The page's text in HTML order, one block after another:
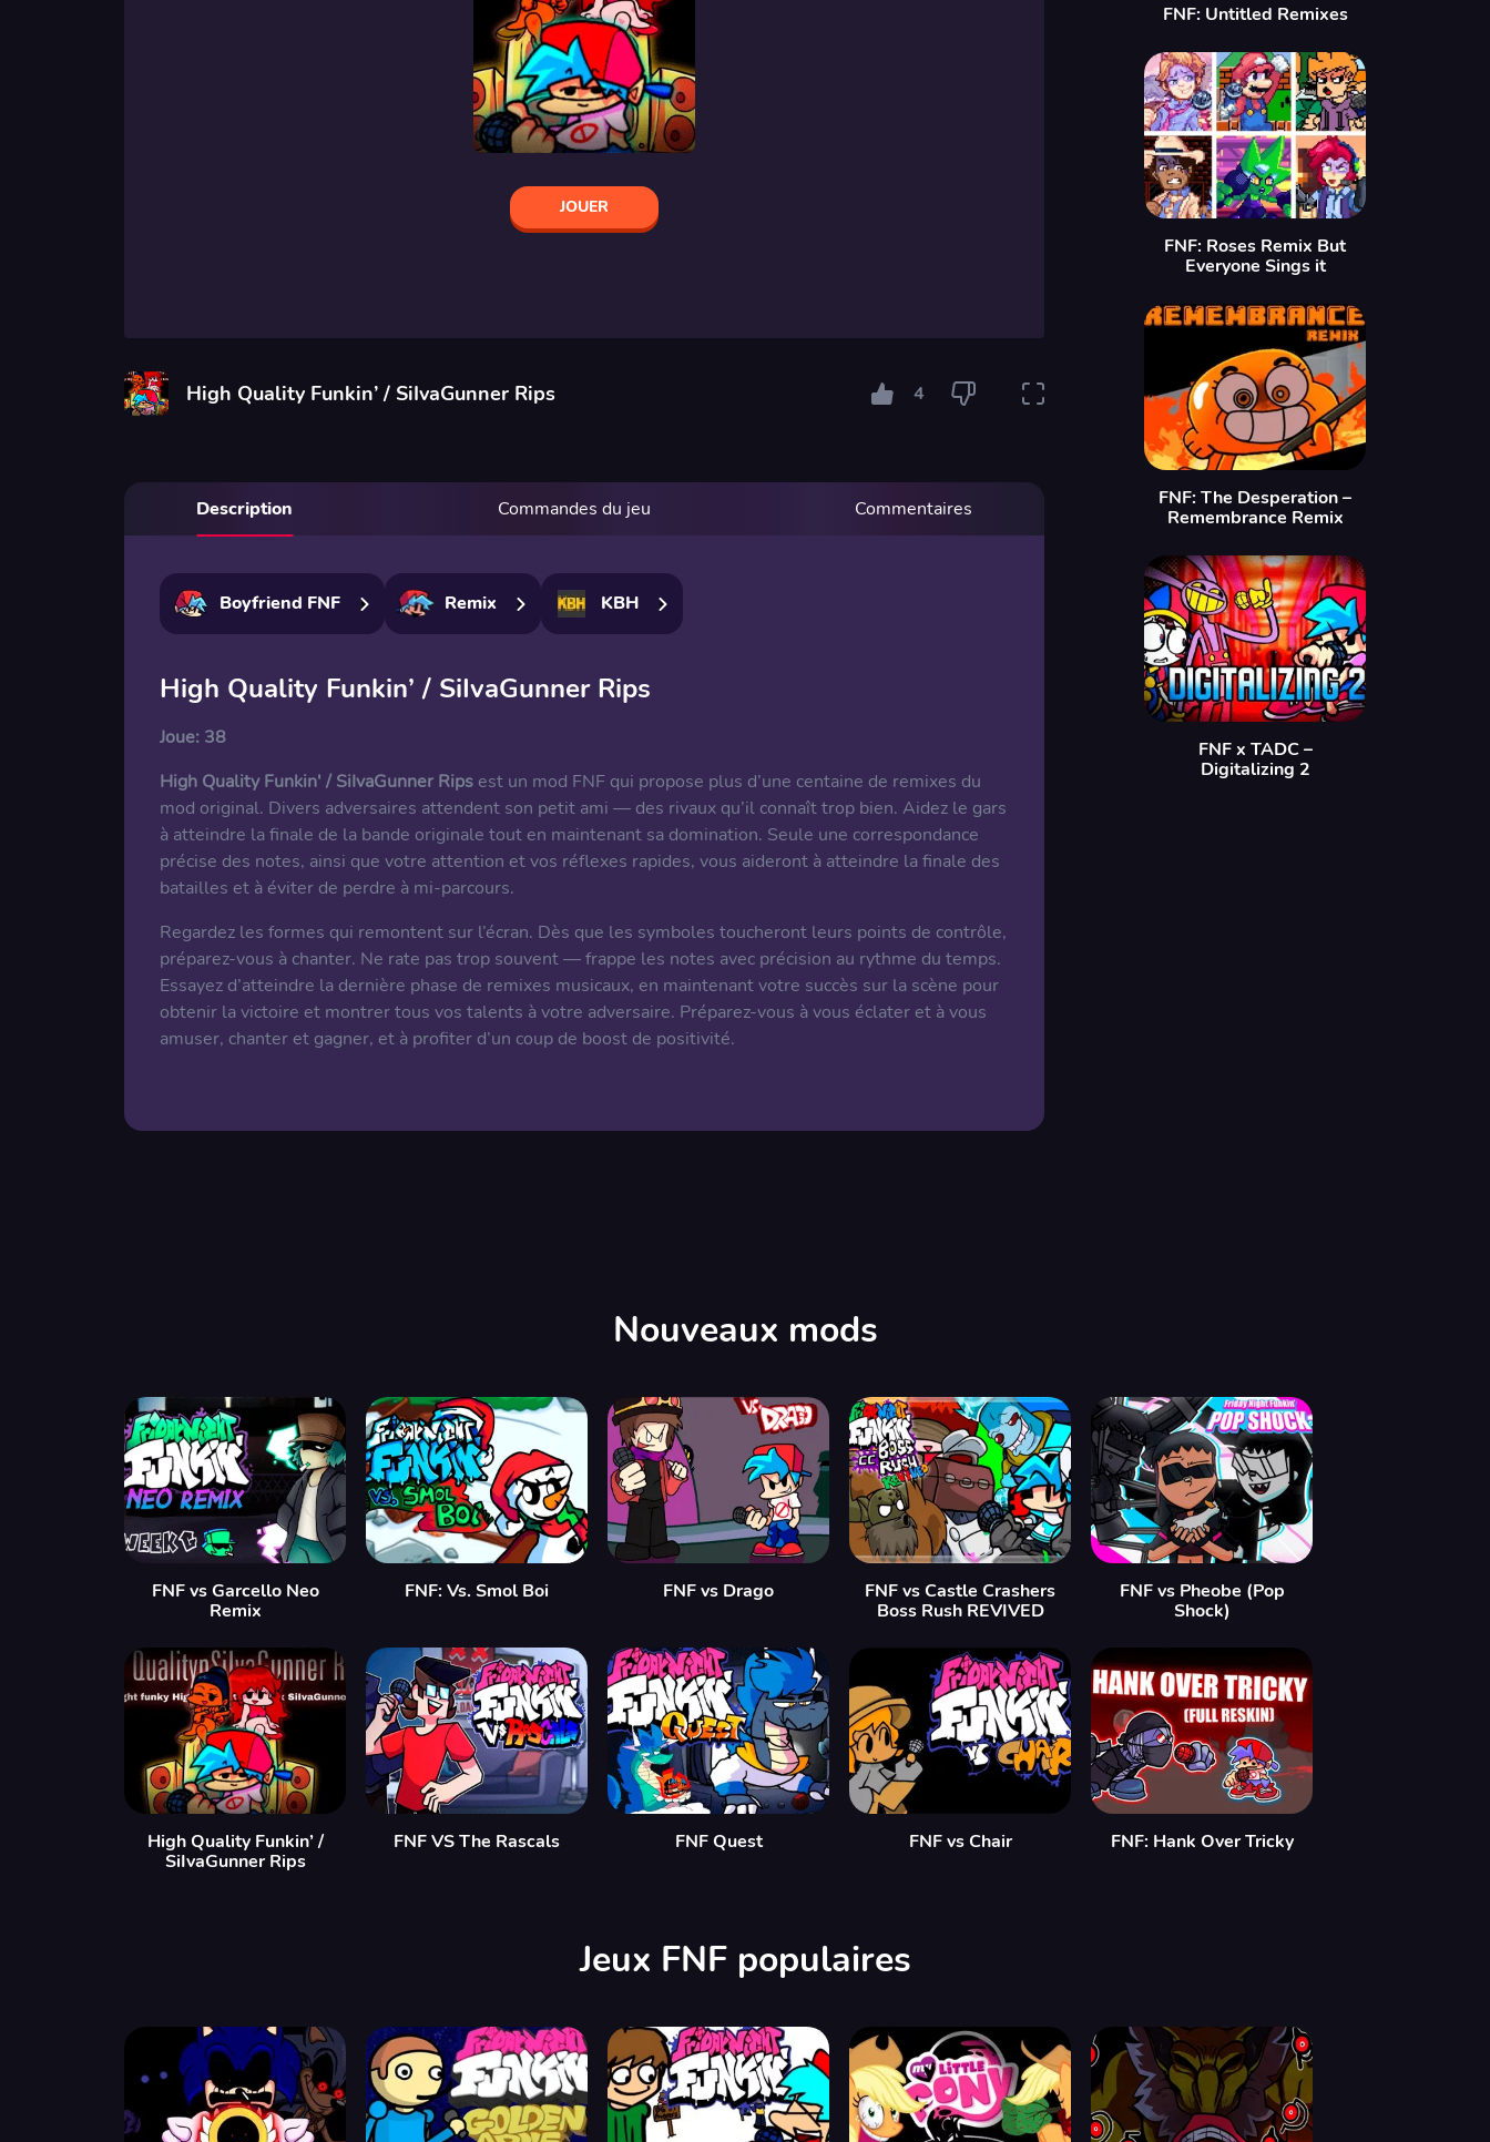
JOUER
High Quality Funkin’ / SiIvaGunner Rips 4
Description Commandes du jeu Commentaires
Boyfriend FNF Remix KBH
High Quality Funkin’ / SiIvaGunner Rips
Joue: 38
High Quality Funkin' / SiIvaGunner Rips est un mod FNF qui propose plus d’une centaine de remixes du
mod original. Divers adversaires attendent son petit ami — des rivaux qu’il connaît trop bien. Aidez le gars
à atteindre la finale de la bande originale tout en maintenant sa domination. Seule une correspondance
précise des notes, ainsi que votre attention et vos réflexes rapides, vous aideront à atteindre la finale des
batailles et à éviter de perdre à mi-parcours.
Regardez les formes qui remontent sur l’écran. Dès que les symboles toucheront leurs points de contrôle,
préparez-vous à chanter. Ne rate pas trop souvent — frappe les notes avec précision au rythme du temps.
Essayez d’atteindre la dernière phase de remixes musicaux, en maintenant votre succès sur la scène pour
obtenir la victoire et montrer tous vos talents à votre adversaire. Préparez-vous à vous éclater et à vous
amuser, chanter et gagner, et à profiter d’un coup de boost de positivité.
FNF: Untitled Remixes
FNF: Roses Remix But
Everyone Sings it
FNF: The Desperation –
Remembrance Remix
FNF x TADC –
Digitalizing 2
Nouveaux mods
FNF vs Garcello Neo
Remix
FNF: Vs. Smol Boi FNF vs Drago
FNF vs Castle Crashers
Boss Rush REVIVED
FNF vs Pheobe (Pop
Shock)
High Quality Funkin’ /
SiIvaGunner Rips
FNF VS The Rascals FNF Quest FNF vs Chair FNF: Hank Over Tricky
Jeux FNF populaires